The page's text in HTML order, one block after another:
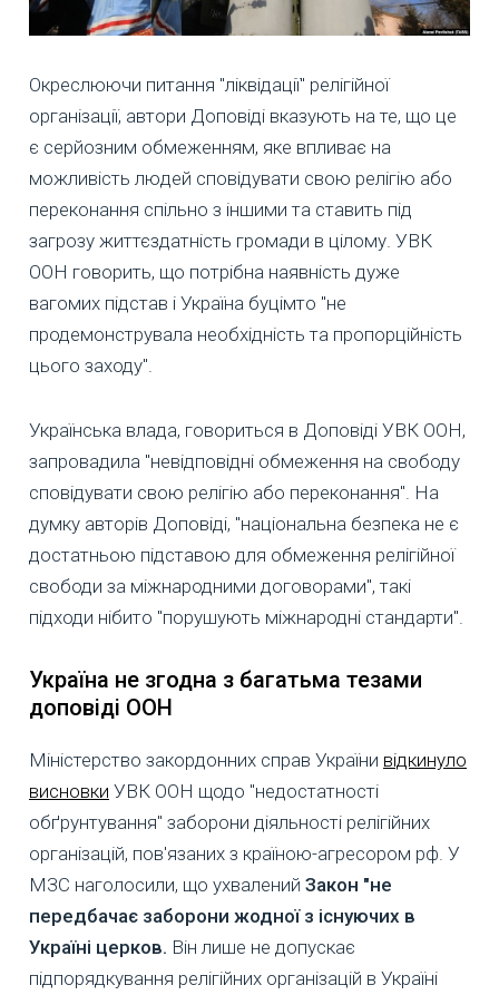
Окреслюючи питання "ліквідації" релігійної
організації, автори Доповіді вказують на те, що це
є серйозним обмеженням, яке впливає на
можливість людей сповідувати свою релігію або
переконання спільно з іншими та ставить під
загрозу життєздатність громади в цілому. УВК
ООН говорить, що потрібна наявність дуже
вагомих підстав і Україна буцімто "не
продемонструвала необхідність та пропорційність
цього заходу".
Українська влада, говориться в Доповіді УВК ООН,
запровадила "невідповідні обмеження на свободу
сповідувати свою релігію або переконання". На
думку авторів Доповіді, "національна безпека не є
достатньою підставою для обмеження релігійної
свободи за міжнародними договорами", такі
підходи нібито "порушують міжнародні стандарти".
Україна не згодна з багатьма тезами
доповіді ООН
Міністерство закордонних справ України відкинуло
висновки УВК ООН щодо "недостатності
обґрунтування" заборони діяльності релігійних
організацій, пов'язаних з країною-агресором рф. У
МЗС наголосили, що ухвалений Закон "не
передбачає заборони жодної з існуючих в
Україні церков. Він лише не допускає
підпорядкування релігійних організацій в Україні